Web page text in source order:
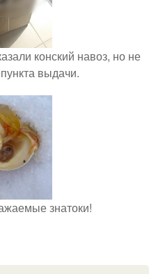
конский навоз, но не
выдачи.
знатоки!